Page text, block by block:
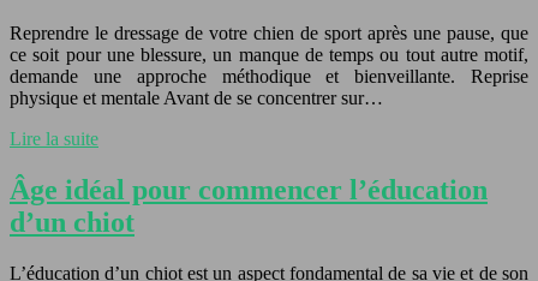
Reprendre le dressage de votre chien de sport après une pause, que
ce soit pour une blessure, un manque de temps ou tout autre motif,
demande une approche méthodique et bienveillante. Reprise
physique et mentale Avant de se concentrer sur…
Lire la suite
Âge idéal pour commencer l’éducation
d’un chiot
L’éducation d’un chiot est un aspect fondamental de sa vie et de son